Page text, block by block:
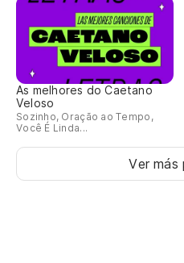
As melhores do Caetano
Veloso
Sozinho, Oração ao Tempo,
Você É Linda...
Ver más